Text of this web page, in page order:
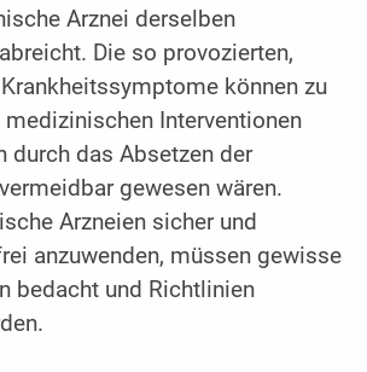
Arznei derselben
Die so provozierten,
können zu
Interventionen
durch das Absetzen der
gewesen wären.
Arzneien sicher und
anzuwenden, müssen gewisse
bedacht und Richtlinien